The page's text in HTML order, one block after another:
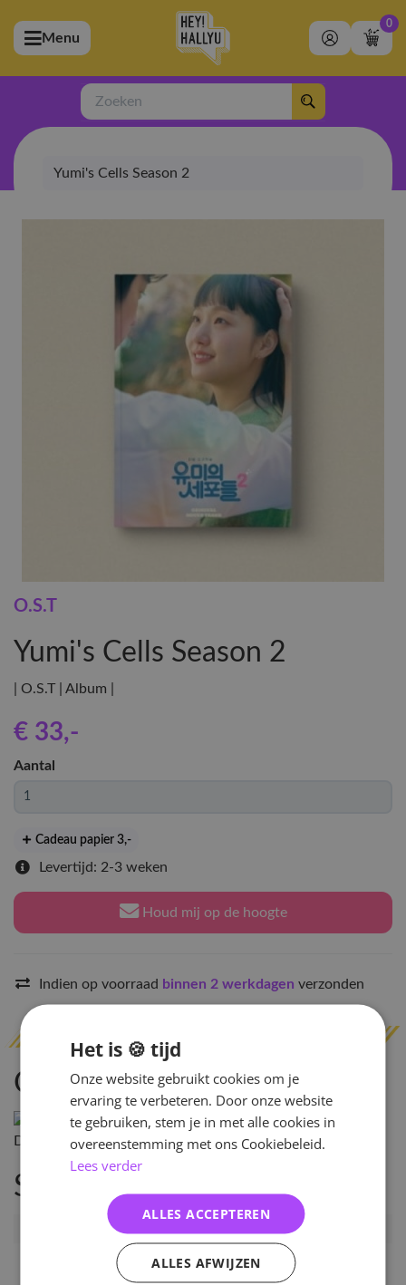
(Artiesten)
(Merchandise)
(Exclusive)
(Winkel)
Menu
0
Zoeken
Yumi's Cells Season 2
O.S.T
Yumi's Cells Season 2
| O.S.T | Album |
€ 33,-
Aantal
Cadeau papier 3,-
Levertijd: 2-3 weken
Houd mij op de hoogte
Indien op voorraad binnen 2 werkdagen verzonden
Omschrijving
Specificaties
Artikelnummer
1000000327786
Het is 🍪 tijd
Onze website gebruikt cookies om je
ervaring te verbeteren. Door onze website
te gebruiken, stem je in met alle cookies in
overeenstemming met ons Cookiebeleid.
Lees verder
ALLES ACCEPTEREN
ALLES AFWIJZEN